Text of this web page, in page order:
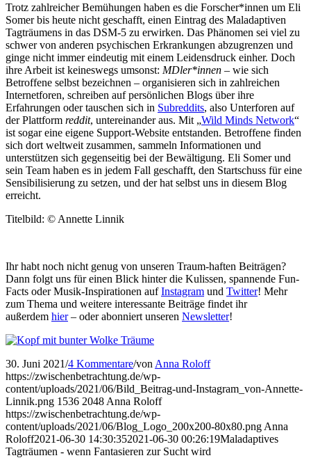
Trotz zahlreicher Bemühungen haben es die Forscher*innen um Eli
Somer bis heute nicht geschafft, einen Eintrag des Maladaptiven
Tagträumens in das DSM-5 zu erwirken. Das Phänomen sei viel zu
schwer von anderen psychischen Erkrankungen abzugrenzen und
ginge nicht immer eindeutig mit einem Leidensdruck einher. Doch
ihre Arbeit ist keineswegs umsonst: MDler*innen – wie sich
Betroffene selbst bezeichnen – organisieren sich in zahlreichen
Internetforen, schreiben auf persönlichen Blogs über ihre
Erfahrungen oder tauschen sich in Subreddits, also Unterforen auf
der Plattform reddit, untereinander aus. Mit „Wild Minds Network“
ist sogar eine eigene Support-Website entstanden. Betroffene finden
sich dort weltweit zusammen, sammeln Informationen und
unterstützen sich gegenseitig bei der Bewältigung. Eli Somer und
sein Team haben es in jedem Fall geschafft, den Startschuss für eine
Sensibilisierung zu setzen, und der hat selbst uns in diesem Blog
erreicht.
Titelbild: © Annette Linnik
Ihr habt noch nicht genug von unseren Traum-haften Beiträgen?
Dann folgt uns für einen Blick hinter die Kulissen, spannende Fun-
Facts oder Musik-Inspirationen aufInstagram und Twitter! Mehr
zum Thema und weitere interessante Beiträge findet ihr
außerdem hier– oder abonniert unseren Newsletter!
30. Juni 2021/4 Kommentare/von Anna Roloff
https://zwischenbetrachtung.de/wp-
content/uploads/2021/06/Bild_Beitrag-und-Instagram_von-Annette-
Linnik.png 1536 2048 Anna Roloff
https://zwischenbetrachtung.de/wp-
content/uploads/2021/06/Blog_Logo_200x200-80x80.png Anna
Roloff2021-06-30 14:30:352021-06-30 00:26:19Maladaptives
Tagträumen - wenn Fantasieren zur Sucht wird